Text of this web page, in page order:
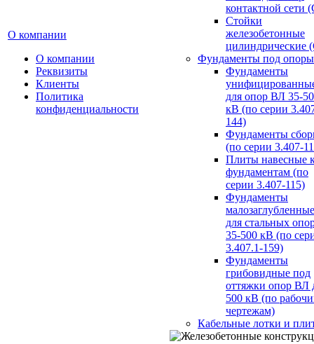
О компании
О компании
Реквизиты
Клиенты
Политика
конфиденциальности
контактной сети
Стойки
железобетонные
цилиндрические
Фундаменты под опоры
Фундаменты
для опор ВЛ 35-
кВ (по серии
144)
Фундаменты
(по серии 3.407-
Плиты навесные
фундаментам (по
серии 3.407-115)
Фундаменты
малозаглубленные
для стальных
35-500 кВ (по
3.407.1-159)
Фундаменты
грибовидные под
оттяжки опор ВЛ
500 кВ (по
чертежам)
Кабельные лотки и